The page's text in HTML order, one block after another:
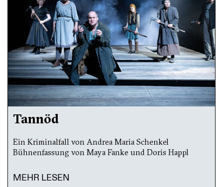
Tannöd
Ein Kriminalfall von Andrea Maria Schenkel
Bühnenfassung von Maya Fanke und Doris Happl
MEHR LESEN